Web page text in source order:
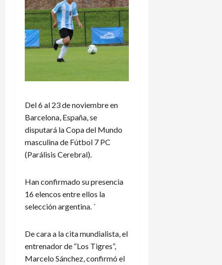
Del 6 al 23 de noviembre en
Barcelona, España, se
disputará la Copa del Mundo
masculina de Fútbol 7 PC
(Parálisis Cerebral).
Han confirmado su presencia
16 elencos entre ellos la
selección argentina. ´
De cara a la cita mundialista, el
entrenador de “Los Tigres”,
Marcelo Sánchez, confirmó el